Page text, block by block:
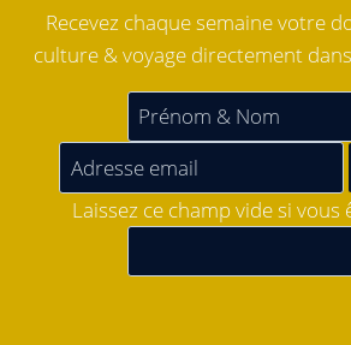
Recevez chaque semaine votre
culture & voyage directement
Laissez ce champ vide si vous